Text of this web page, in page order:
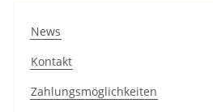
News
Kontakt
Zahlungsmöglichkeiten